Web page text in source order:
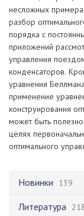
Новинки 139
Литература
несложных
разбор
порядка с
приложений
управления
конденсаторов.
уравнения
применение
конструирования
может быть
целях
оптимального